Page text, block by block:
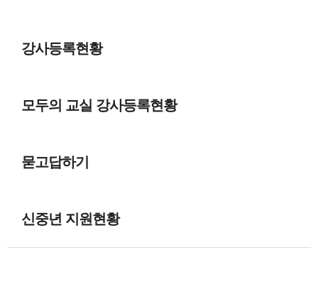
강사등록현황
모두의 교실 강사등록현황
묻고답하기
신중년 지원현황